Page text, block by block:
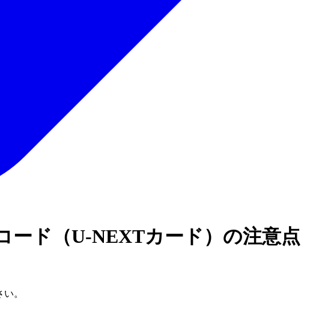
ード（U-NEXTカード）の注意点
。